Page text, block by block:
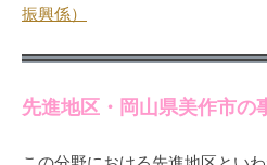
振興係）
先進地区・岡山県美作市の